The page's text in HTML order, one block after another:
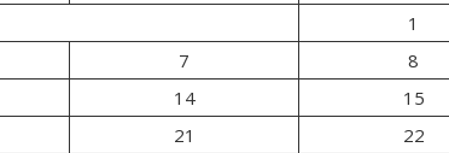
1
7 8
14 15
21 22